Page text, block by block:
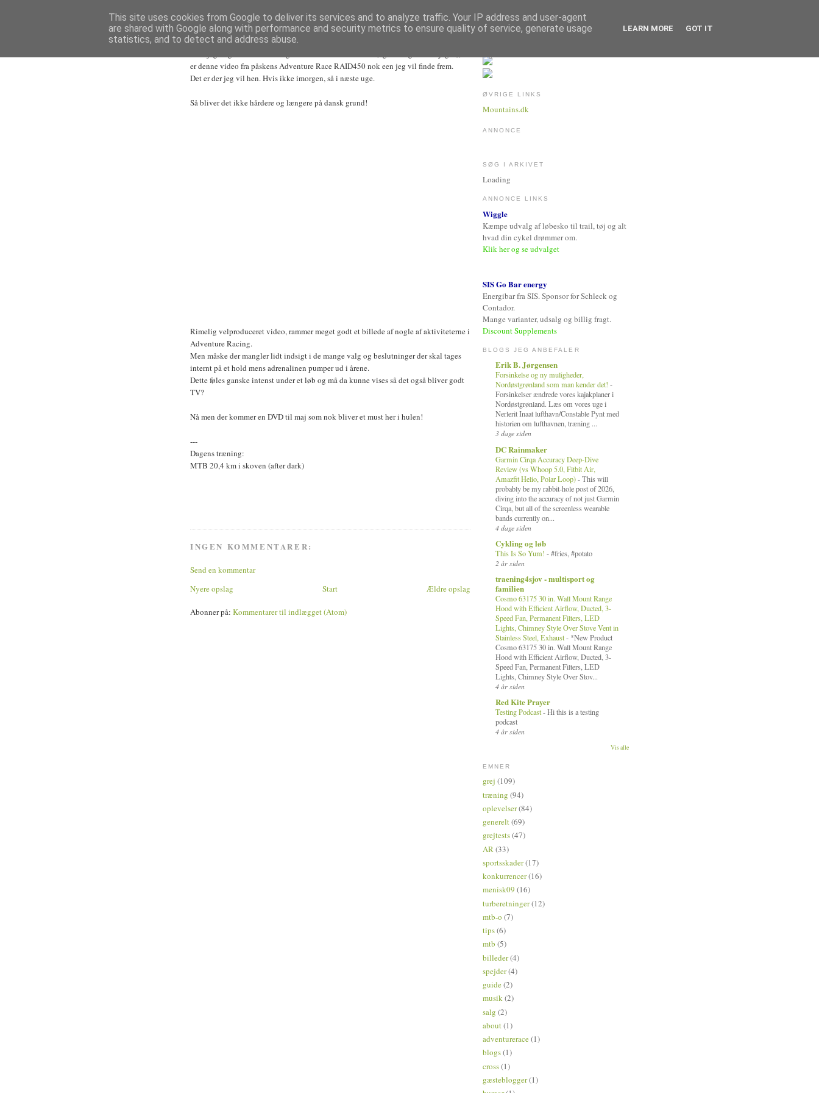
ONSDAG DEN 11. APRIL 2007
Jeg vil også være med
er denne video fra påskens Adventure Race RAID450 nok een jeg vil finde frem.
Det er der jeg vil hen. Hvis ikke imorgen, så i næste uge.
Så bliver det ikke hårdere og længere på dansk grund!
Rimelig velproduceret video, rammer meget godt et billede af nogle af aktiviteterne i
Adventure Racing.
Men måske der mangler lidt indsigt i de mange valg og beslutninger der skal tages
internt på et hold mens adrenalinen pumper ud i årene.
Dette føles ganske intenst under et løb og må da kunne vises så det også bliver godt
TV?
Nå men der kommer en DVD til maj som nok bliver et must her i hulen!
---
Dagens træning:
MTB 20,4 km i skoven (after dark)
INGEN KOMMENTARER:
Send en kommentar
Nyere opslag
Ældre opslag
Start
Abonner på: Kommentarer til indlægget (Atom)
ØVRIGE LINKS
Mountains.dk
ANNONCE
SØG I ARKIVET
Loading
ANNONCE LINKS
Wiggle
Kæmpe udvalg af løbesko til trail, tøj og alt
hvad din cykel drømmer om.
Klik her og se udvalget
SIS Go Bar energy
Energibar fra SIS. Sponsor for Schleck og
Contador.
Mange varianter, udsalg og billig fragt.
Discount Supplements
BLOGS JEG ANBEFALER
Erik B. Jørgensen
Forsinkelse og ny muligheder,
Nordøstgrønland som man kender det! -
Forsinkelser ændrede vores kajakplaner i
Nordøstgrønland. Læs om vores uge i
Nerlerit Inaat lufthavn/Constable Pynt med
historien om lufthavnen, træning ...
3 dage siden
DC Rainmaker
Garmin Cirqa Accuracy Deep-Dive
Review (vs Whoop 5.0, Fitbit Air,
Amazfit Helio, Polar Loop)-This will
probably be my rabbit-hole post of 2026,
diving into the accuracy of not just Garmin
Cirqa, but all of the screenless wearable
bands currently on...
4 dage siden
Cykling og løb
This Is So Yum! -#fries, #potato
2 år siden
traening4sjov - multisport og
familien
Cosmo 63175 30 in. Wall Mount Range
Hood with Efficient Airflow, Ducted, 3-
Speed Fan, Permanent Filters, LED
Lights, Chimney Style Over Stove Vent in
Stainless Steel, Exhaust- *New Product
Cosmo 63175 30 in. Wall Mount Range
Hood with Efficient Airflow, Ducted, 3-
Speed Fan, Permanent Filters, LED
Lights, Chimney Style Over Stov...
4 år siden
Red Kite Prayer
Testing Podcast-Hi this is a testing
podcast
4 år siden
Vis alle
EMNER
grej (109)
træning (94)
oplevelser(84)
generelt(69)
grejtests(47)
AR(33)
sportsskader(17)
konkurrencer(16)
menisk09 (16)
turberetninger(12)
mtb-o (7)
tips(6)
mtb (5)
billeder(4)
spejder(4)
guide(2)
musik(2)
salg (2)
about(1)
adventurerace(1)
blogs(1)
cross(1)
gæsteblogger(1)
This site uses cookies from Google to deliver its services and to analyze traffic. Your IP address and user-agent
are shared with Google along with performance and security metrics to ensure quality of service, generate usage
statistics, and to detect and address abuse.
LEARN MORE GOT IT